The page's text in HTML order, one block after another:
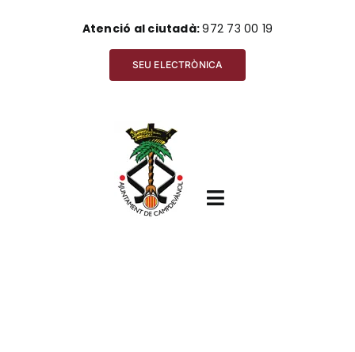
Atenció al ciutadà:972 73 00 19
SEU ELECTRÒNICA
Toggle